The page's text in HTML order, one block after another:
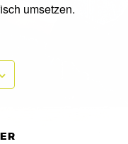
umsetzen.